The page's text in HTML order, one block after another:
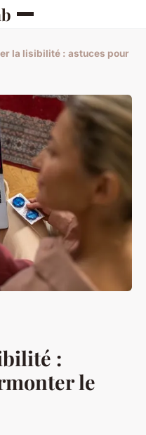
la lisibilité : astuces pour
:
le